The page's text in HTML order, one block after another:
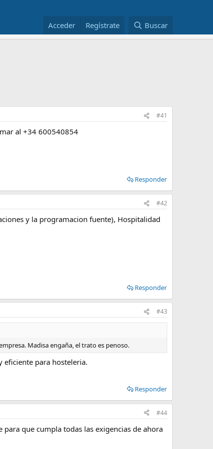
Acceder Regístrate Buscar
#41
al +34 600540854
Responder
#42
y la programacion fuente), Hospitalidad
Responder
#43
Madisa engaña, el trato es penoso.
eficiente para hosteleria.
Responder
#44
que cumpla todas las exigencias de ahora